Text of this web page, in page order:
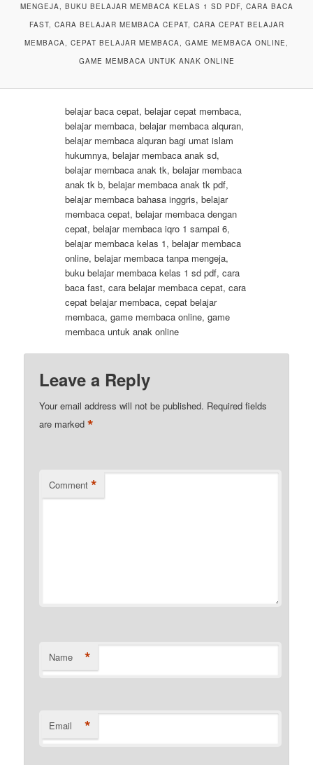
MENGEJA, BUKU BELAJAR MEMBACA KELAS 1 SD PDF, CARA BACA
FAST, CARA BELAJAR MEMBACA CEPAT, CARA CEPAT BELAJAR
MEMBACA, CEPAT BELAJAR MEMBACA, GAME MEMBACA ONLINE,
GAME MEMBACA UNTUK ANAK ONLINE
belajar baca cepat, belajar cepat membaca,
belajar membaca, belajar membaca alquran,
belajar membaca alquran bagi umat islam
hukumnya, belajar membaca anak sd,
belajar membaca anak tk, belajar membaca
anak tk b, belajar membaca anak tk pdf,
belajar membaca bahasa inggris, belajar
membaca cepat, belajar membaca dengan
cepat, belajar membaca iqro 1 sampai 6,
belajar membaca kelas 1, belajar membaca
online, belajar membaca tanpa mengeja,
buku belajar membaca kelas 1 sd pdf, cara
baca fast, cara belajar membaca cepat, cara
cepat belajar membaca, cepat belajar
membaca, game membaca online, game
membaca untuk anak online
Leave a Reply
Your email address will not be published. Required fields
are marked*
Comment *
Name *
Email *